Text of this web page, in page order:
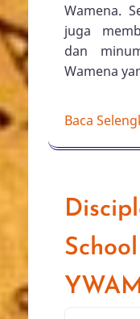
Wamena.
juga
dan
Wamena
Baca